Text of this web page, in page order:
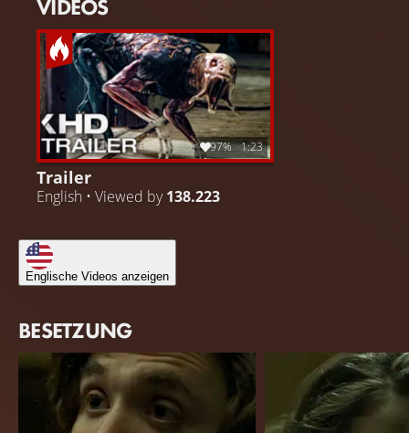
VIDEOS
97% 1:23
Trailer
English • Viewed by138.223
Englische Videos anzeigen
BESETZUNG